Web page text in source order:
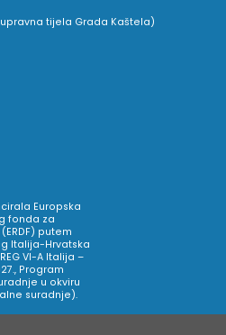
tijela Grada Kaštela)
Europska
fonda za
putem
Italija-Hrvatska
VI-A Italija –
Program
u okviru
suradnje).